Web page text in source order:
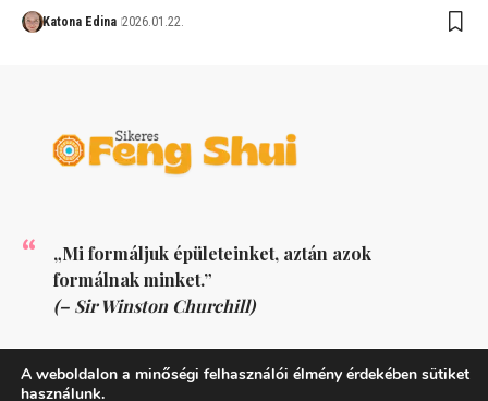
Katona Edina 2026.01.22.
„Mi formáljuk épületeinket, aztán azok
formálnak minket.”
(– Sir Winston Churchill)
A weboldalon a minőségi felhasználói élmény érdekében sütiket
használunk.